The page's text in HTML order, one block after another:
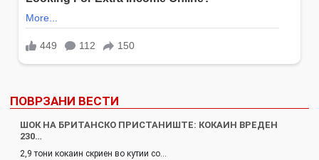
ПОВРЗАНИ ВЕСТИ
ШОК НА БРИТАНСКО ПРИСТАНИШТЕ: КОКАИН ВРЕДЕН
230…
2,9 тони кокаин скриен во кутии со…